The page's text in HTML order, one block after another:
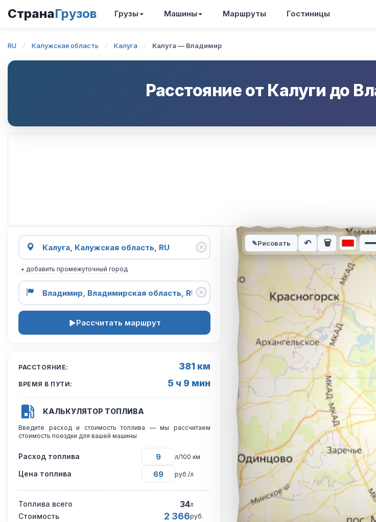
СтранаГрузов Грузы Машины Маршруты Гостиницы
RU Калужская область Калуга Калуга — Владимир
Расстояние от Калуги до
+ добавить промежуточный город
Рассчитать маршрут
РАССТОЯНИЕ: 381 км
ВРЕМЯ В ПУТИ: 5 ч 9 мин
КАЛЬКУЛЯТОР ТОПЛИВА
Введите расход и стоимость топлива — мы рассчитаем
стоимость поездки для вашей машины
Расход топлива л/100 км
Цена топлива руб./л
Топлива всего 34л
Стоимость 2 366руб.
Интерактивная карта
✎Рисовать ↶ 🗑